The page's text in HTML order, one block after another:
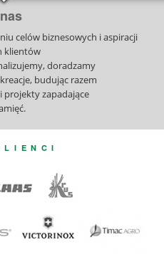
celów biznesowych i aspiracji
klientów
doradzamy
budując razem
projekty zapadające